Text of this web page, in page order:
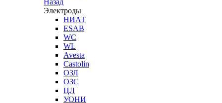
Назад
Электроды
НИАТ
ESAB
WC
WL
Avesta
Castolin
ОЗЛ
ОЗС
ЦЛ
УОНИ